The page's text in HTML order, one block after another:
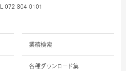
072-804-0101
業績検索
各種ダウンロード集